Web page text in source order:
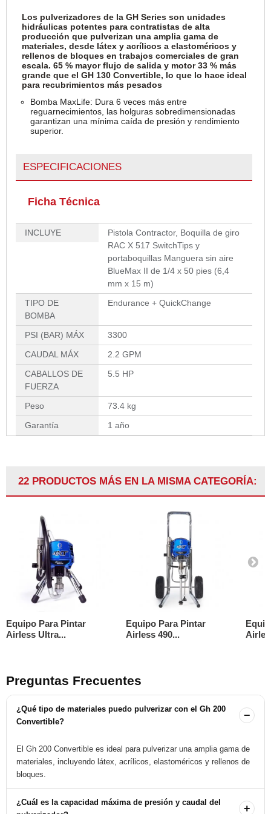
Los pulverizadores de la GH Series son unidades
hidráulicas potentes para contratistas de alta
producción que pulverizan una amplia gama de
materiales, desde látex y acrílicos a elastoméricos y
rellenos de bloques en trabajos comerciales de gran
escala. 65 % mayor flujo de salida y motor 33 % más
grande que el GH 130 Convertible, lo que lo hace ideal
para recubrimientos más pesados
Bomba MaxLife: Dura 6 veces más entre
reguarnecimientos, las holguras sobredimensionadas
garantizan una mínima caída de presión y rendimiento
superior.
ESPECIFICACIONES
Ficha Técnica
INCLUYE
Pistola Contractor, Boquilla de giro
RAC X 517 SwitchTips y
portaboquillas Manguera sin aire
BlueMax II de 1/4 x 50 pies (6,4
mm x 15 m)
TIPO DE
BOMBA
Endurance + QuickChange
PSI (BAR) MÁX
3300
CAUDAL MÁX
2.2 GPM
CABALLOS DE
FUERZA
5.5 HP
Peso
73.4 kg
Garantía
1 año
22 PRODUCTOS MÁS EN LA MISMA CATEGORÍA:
Equipo Para Pintar
Airless Ultra...
Equipo Para Pintar
Airless 490...
Preguntas Frecuentes
¿Qué tipo de materiales puedo pulverizar con el Gh 200
Convertible?
−
El Gh 200 Convertible es ideal para pulverizar una amplia gama de
materiales, incluyendo látex, acrílicos, elastoméricos y rellenos de
bloques.
¿Cuál es la capacidad máxima de presión y caudal del
+